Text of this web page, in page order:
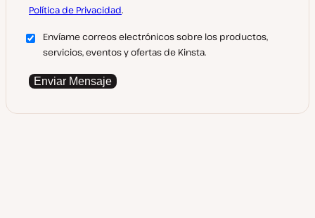
Política de Privacidad.
Envíame correos electrónicos sobre los productos,
servicios, eventos y ofertas de Kinsta.
Enviar Mensaje